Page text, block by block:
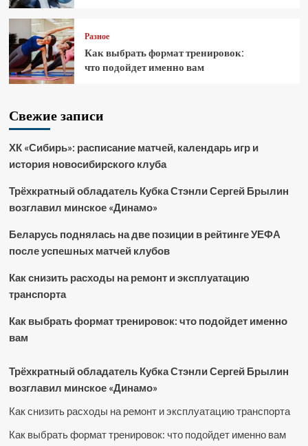
Разное
Как выбрать формат тренировок:
что подойдет именно вам
Свежие записи
ХК «Сибирь»: расписание матчей, календарь игр и
история новосибирского клуба
Трёхкратный обладатель Кубка Стэнли Сергей Брылин
возглавил минское «Динамо»
Беларусь поднялась на две позиции в рейтинге УЕФА
после успешных матчей клубов
Как снизить расходы на ремонт и эксплуатацию
транспорта
Как выбрать формат тренировок: что подойдет именно
вам
Трёхкратный обладатель Кубка Стэнли Сергей Брылин
возглавил минское «Динамо»
Как снизить расходы на ремонт и эксплуатацию транспорта
Как выбрать формат тренировок: что подойдет именно вам